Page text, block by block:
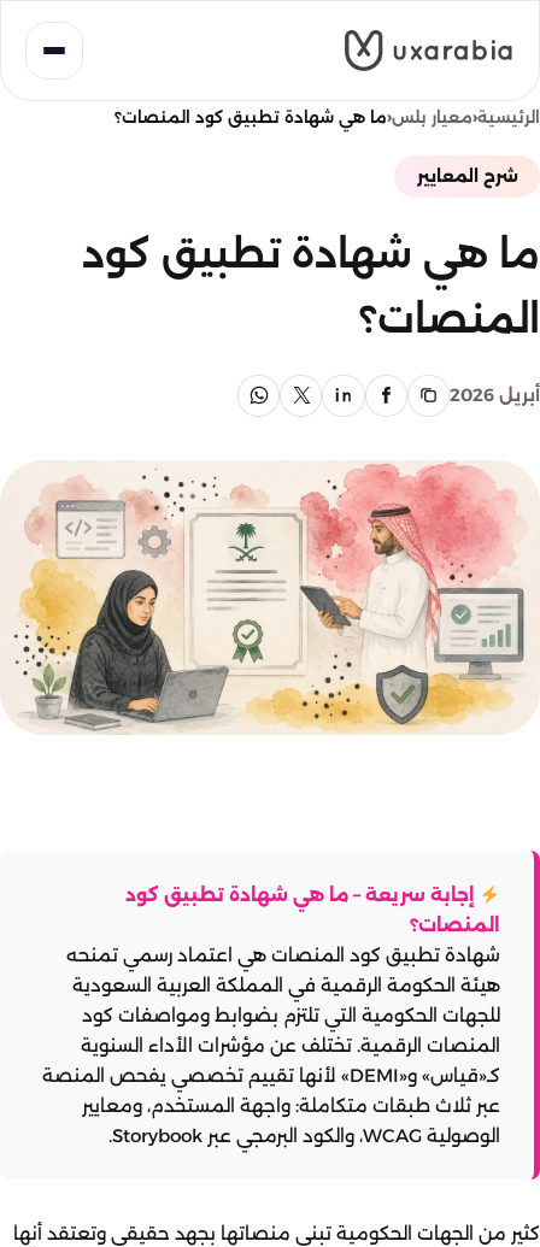
المحتوى
الرئيسية‹معيار بلس‹ما هي شهادة تطبيق كود المنصات؟
شرح المعايير
ما هي شهادة تطبيق كود
المنصات؟
أبريل 2026
إجابة سريعة – ما هي شهادة تطبيق كود
المنصات؟
شهادة تطبيق كود المنصات هي اعتماد رسمي تمنحه
هيئة الحكومة الرقمية في المملكة العربية السعودية
للجهات الحكومية التي تلتزم بضوابط ومواصفات كود
المنصات الرقمية. تختلف عن مؤشرات الأداء السنوية
كـ«قياس» و«DEMI» لأنها تقييم تخصصي يفحص المنصة
عبر ثلاث طبقات متكاملة: واجهة المستخدم، ومعايير
الوصولية WCAG، والكود البرمجي عبر Storybook.
كثير من الجهات الحكومية تبني منصاتها بجهد حقيقي وتعتقد أنها